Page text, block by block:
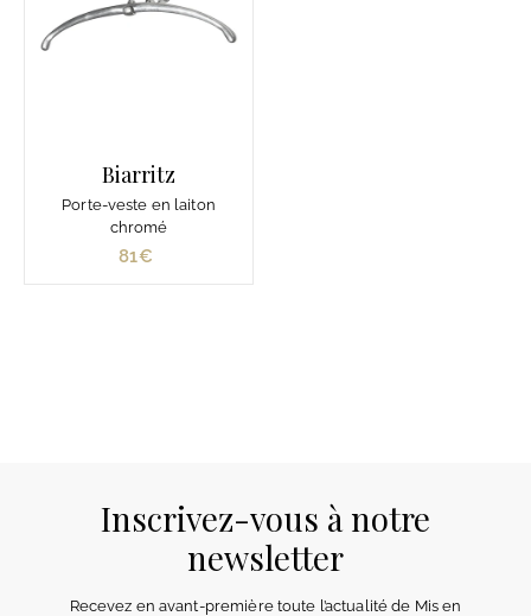
Biarritz
Porte-veste en laiton
chromé
81€
Inscrivez-vous à notre
newsletter
Recevez en avant-première toute l’actualité de Mis en